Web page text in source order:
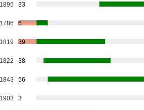
1895 33
1786 6
1819 39
1822 38
1843 56
1903 3